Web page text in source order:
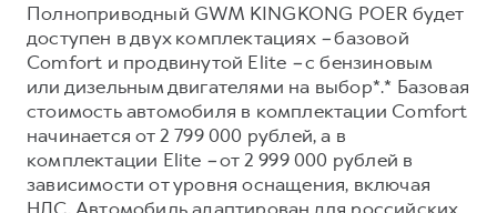
M6
от 2 049 000 ₽
JOLION
от 2 049 000 ₽
Конфигуратор HAVAL
Аксессуары HAVAL
Каталоги и прайс-листы
Программа «HAVAL Защита+»
Тест-драйв
Трейд-ин
Запись на сервис
Моторное масло
Стоимость ТО
СЕРВИСНОЕ ОБСЛУЖИВАНИЕ
Нулевое ТО
Владельцам
Новости
О GWM
ИНФОРМАЦИЯ О ДИЛЕРЕ
О дилере
Наша команда
Полноприводный GWM KINGKONG POER будет
доступен в двух комплектациях –базовой
Comfort и продвинутой Elite –с бензиновым
или дизельным двигателями на выбор*.* Базовая
стоимость автомобиля в комплектации Comfort
начинается от 2 799 000 рублей, а в
комплектации Elite –от 2 999 000 рублей в
зависимости от уровня оснащения, включая